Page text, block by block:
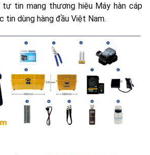
tự tin mang thương hiệu Máy hàn cáp
tin dùng hàng đầu Việt Nam.